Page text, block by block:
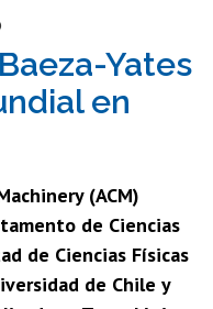
os
Yates
en
(ACM)
de Ciencias
de Ciencias Físicas
de Chile y